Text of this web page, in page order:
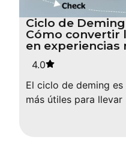
Ciclo de
Cómo convertir
en experiencias
4.0
El ciclo de deming
más útiles para llevar